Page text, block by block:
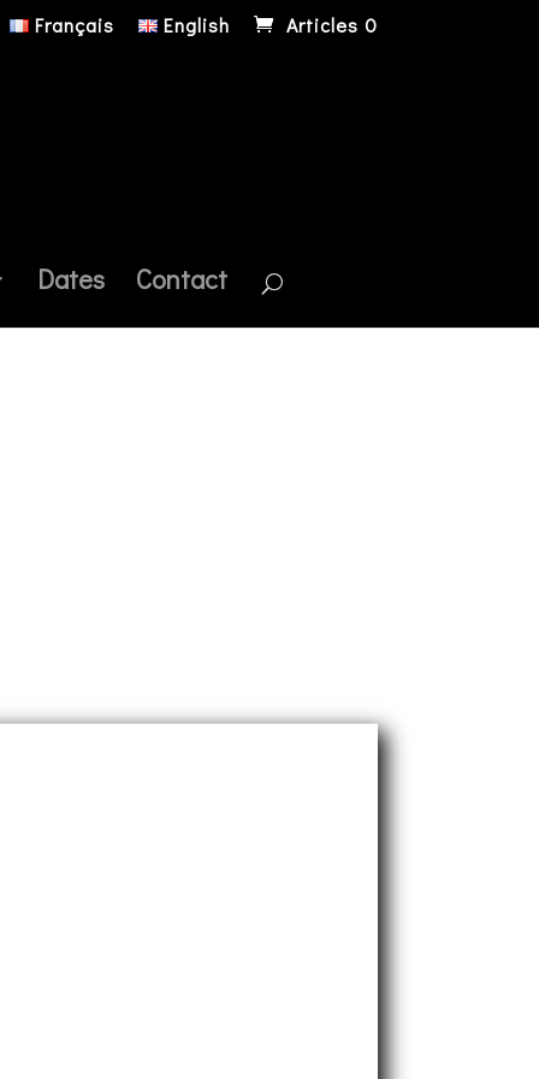
Français English Articles 0
Dates Contact